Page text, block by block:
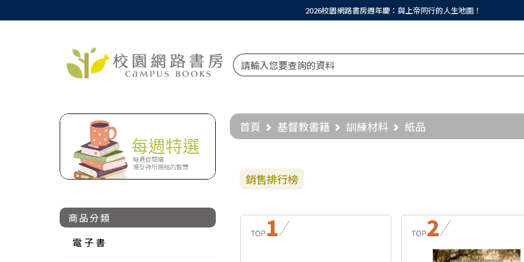
2026校園網路書房週年慶：與上帝同行的人生地圖！
商品分類
電 子 書
首頁 基督教書籍 訓練材料 紙品
銷售排行榜